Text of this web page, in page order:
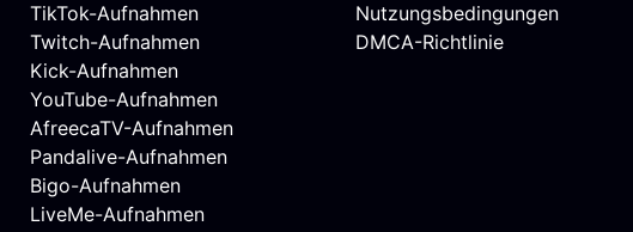
TikTok-Aufnahmen
Twitch-Aufnahmen
Kick-Aufnahmen
YouTube-Aufnahmen
AfreecaTV-Aufnahmen
Pandalive-Aufnahmen
Bigo-Aufnahmen
LiveMe-Aufnahmen
Nutzungsbedingungen
DMCA-Richtlinie